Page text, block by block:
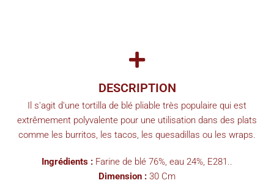
DESCRIPTION
Il s'agit d'une tortilla de blé pliable très populaire qui est
extrêmement polyvalente pour une utilisation dans des plats
comme les burritos, les tacos, les quesadillas ou les wraps.
Ingrédients : Farine de blé 76%, eau 24%, E281..
Dimension : 30 Cm